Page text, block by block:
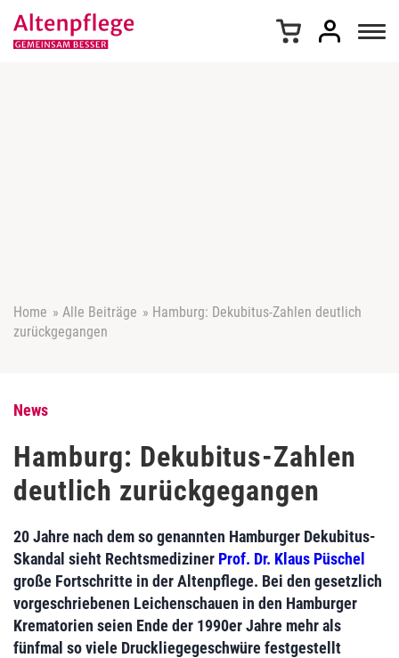
Home » Alle Beiträge » Hamburg: Dekubitus-Zahlen deutlich
zurückgegangen
News
Hamburg: Dekubitus-Zahlen
deutlich zurückgegangen
20 Jahre nach dem so genannten Hamburger Dekubitus-
Skandal sieht Rechtsmediziner Prof. Dr. Klaus Püschel
große Fortschritte in der Altenpflege. Bei den gesetzlich
vorgeschriebenen Leichenschauen in den Hamburger
Krematorien seien Ende der 1990er Jahre mehr als
fünfmal so viele Druckliegegeschwüre festgestellt